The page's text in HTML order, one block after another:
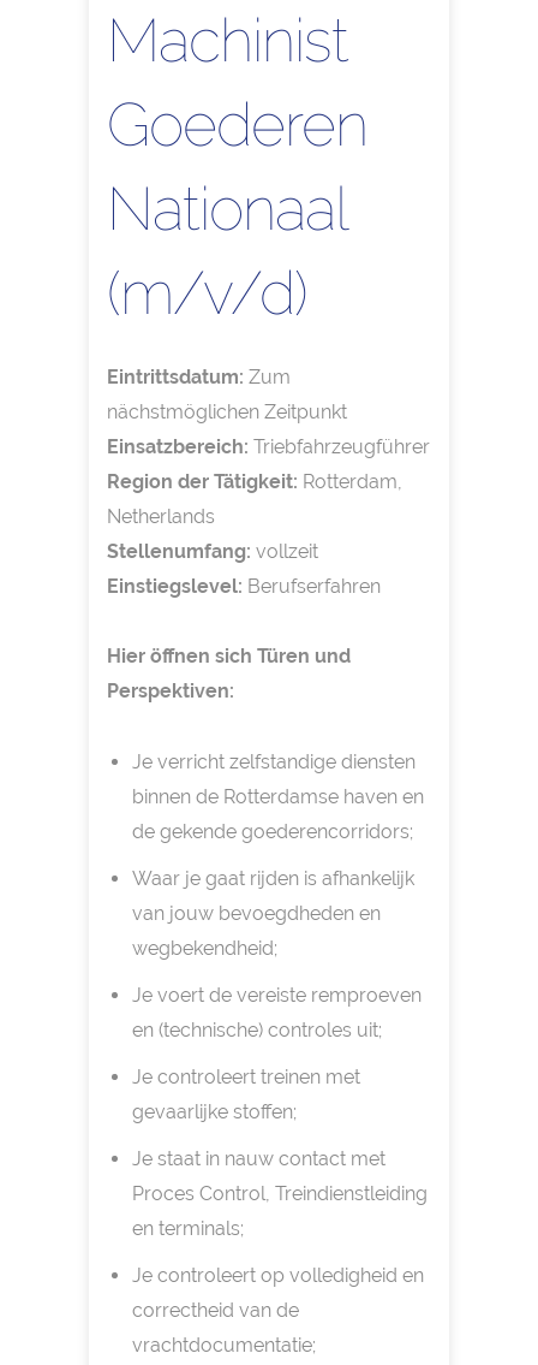
Machinist
Goederen
Nationaal
(m/v/d)
Eintrittsdatum: Zum
nächstmöglichen Zeitpunkt
Einsatzbereich: Triebfahrzeugführer
Region der Tätigkeit: Rotterdam,
Netherlands
Stellenumfang: vollzeit
Einstiegslevel: Berufserfahren
Hier öffnen sich Türen und
Perspektiven:
Je verricht zelfstandige diensten
binnen de Rotterdamse haven en
de gekende goederencorridors;
Waar je gaat rijden is afhankelijk
van jouw bevoegdheden en
wegbekendheid;
Je voert de vereiste remproeven
en (technische) controles uit;
Je controleert treinen met
gevaarlijke stoffen;
Je staat in nauw contact met
Proces Control, Treindienstleiding
en terminals;
Je controleert op volledigheid en
correctheid van de
vrachtdocumentatie;